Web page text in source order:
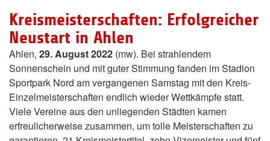
Kreismeisterschaften: Erfolgreicher
Neustart in Ahlen
Ahlen, 29. August 2022 (mw). Bei strahlendem
Sonnenschein und mit guter Stimmung fanden im Stadion
Sportpark Nord am vergangenen Samstag mit den Kreis-
Einzelmeisterschaften endlich wieder Wettkämpfe statt.
Viele Vereine aus den unliegenden Städten kamen
erfreulicherweise zusammen, um tolle Meisterschaften zu